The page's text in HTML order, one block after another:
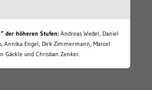
der höheren Stufen: Andreas Wedel, Daniel
Annika Engel, Dirk Zimmermann, Marcel
Gäckle und Christian Zenker.